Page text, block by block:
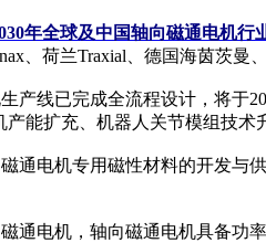
年全球及中国轴向磁通电机行
、荷兰Traxial、德国海茵茨曼
线已完成全流程设计，将于
能扩充、机器人关节模组技术
电机专用磁性材料的开发与
通电机，轴向磁通电机具备功